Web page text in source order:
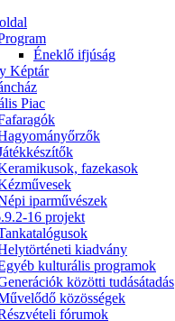
Éneklő ifjúság
Képtár
Piac
fazekasok
iparművészek
16 projekt
kiadvány
kulturális programok
közötti tudásátadás
közösségek
fórumok